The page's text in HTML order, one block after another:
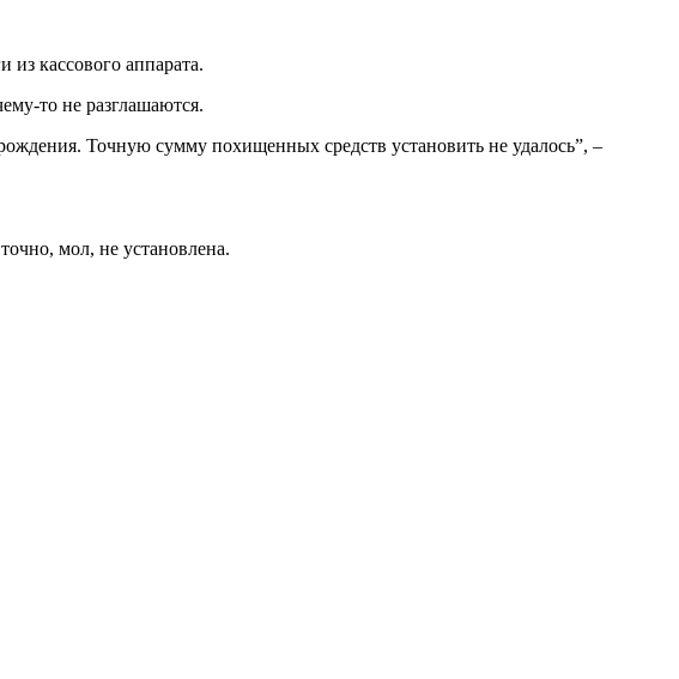
кассового аппарата.
то не разглашаются.
Точную сумму похищенных средств установить не удалось”, –
мол, не установлена.